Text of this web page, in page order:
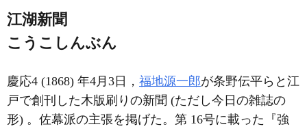
江湖新聞
こうこしんぶん
慶応4 (1868) 年4月3日， 福地源一郎が条野伝平らと江
戸で創刊した木版刷りの新聞 (ただし今日の雑誌の
形) 。佐幕派の主張を掲げた。第 16号に載った『強